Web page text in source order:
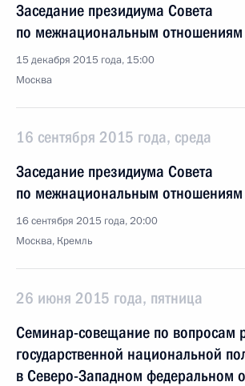
Заседание президиума Совета
по межнациональным отношениям
15 декабря 2015 года, 15:00
Москва
16 сентября 2015 года, среда
Заседание президиума Совета
по межнациональным отношениям
16 сентября 2015 года, 20:00
Москва, Кремль
26 июня 2015 года, пятница
Семинар-совещание по вопросам
государственной национальной
в Северо-Западном федеральном